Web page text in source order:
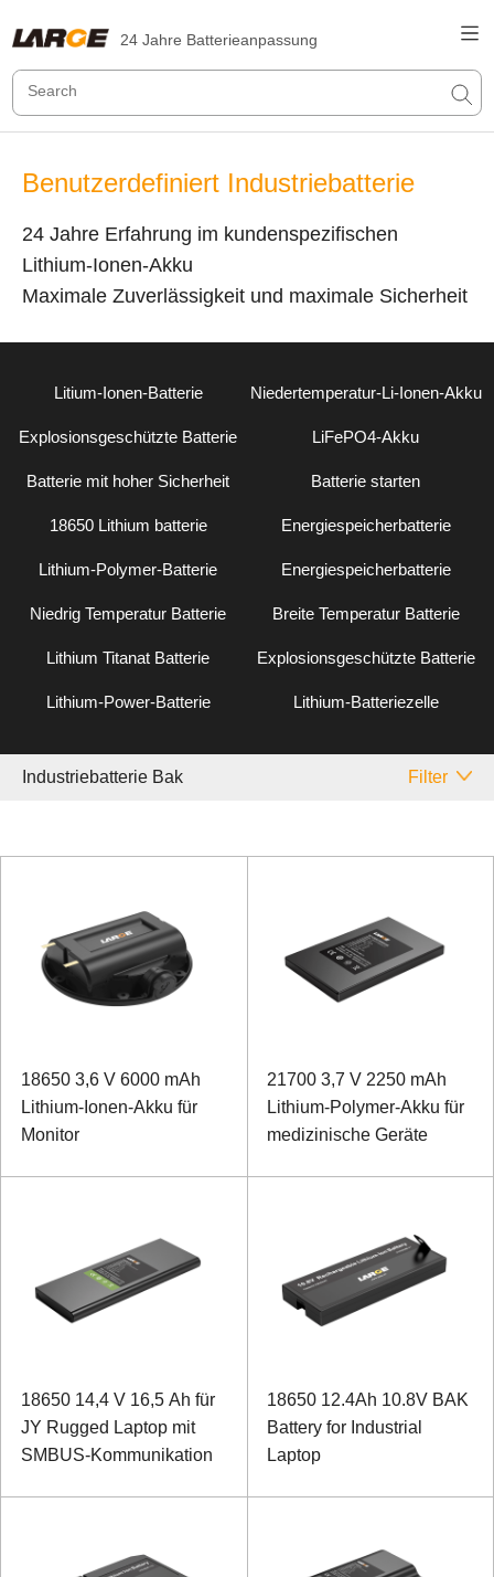
24 Jahre Batterieanpassung
Benutzerdefiniert Industriebatterie
24 Jahre Erfahrung im kundenspezifischen
Lithium-Ionen-Akku
Maximale Zuverlässigkeit und maximale Sicherheit
Litium-Ionen-Batterie Niedertemperatur-Li-Ionen-Akku
Explosionsgeschützte Batterie LiFePO4-Akku
Batterie mit hoher Sicherheit Batterie starten
18650 Lithium batterie Energiespeicherbatterie
Lithium-Polymer-Batterie Energiespeicherbatterie
Niedrig Temperatur Batterie Breite Temperatur Batterie
Lithium Titanat Batterie Explosionsgeschützte Batterie
Lithium-Power-Batterie Lithium-Batteriezelle
Industriebatterie Bak Filter
18650 3,6 V 6000 mAh
Lithium-Ionen-Akku für
Monitor
21700 3,7 V 2250 mAh
Lithium-Polymer-Akku für
medizinische Geräte
18650 14,4 V 16,5 Ah für
JY Rugged Laptop mit
SMBUS-Kommunikation
18650 12.4Ah 10.8V BAK
Battery for Industrial
Laptop